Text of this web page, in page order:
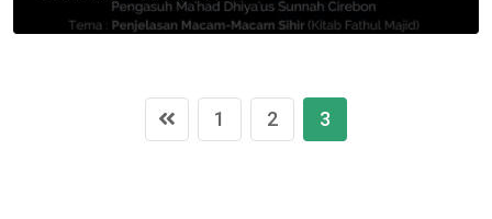
1 2 3